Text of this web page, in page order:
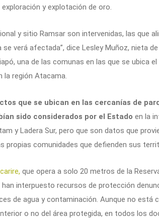
y explotación de oro.
y sitio Ramsar son intervenidas, las que
verá afectada”, dice Lesley Muñoz, nieta
una de las comunas en las que se ubica
la región Atacama.
que se ubican en las cercanías de
sido considerados por el Estado en la
y Ladera Sur, pero que son datos que
propias comunidades que defienden sus
que opera a solo 20 metros de la
han interpuesto recursos de protección
de agua y contaminación. Aunque no está
o no del área protegida, en todos los